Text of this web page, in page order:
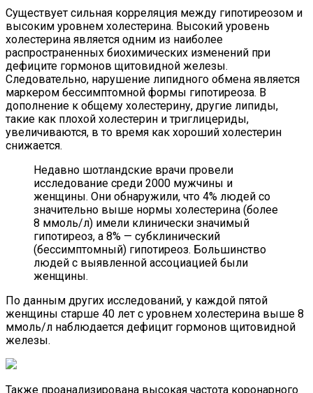
Существует сильная корреляция между гипотиреозом и
высоким уровнем холестерина. Высокий уровень
холестерина является одним из наиболее
распространенных биохимических изменений при
дефиците гормонов щитовидной железы.
Следовательно, нарушение липидного обмена является
маркером бессимптомной формы гипотиреоза. В
дополнение к общему холестерину, другие липиды,
такие как плохой холестерин и триглицериды,
увеличиваются, в то время как хороший холестерин
снижается.
Недавно шотландские врачи провели
исследование среди 2000 мужчины и
женщины. Они обнаружили, что 4% людей со
значительно выше нормы холестерина (более
8 ммоль/л) имели клинически значимый
гипотиреоз, а 8% — субклинический
(бессимптомный) гипотиреоз. Большинство
людей с выявленной ассоциацией были
женщины.
По данным других исследований, у каждой пятой
женщины старше 40 лет с уровнем холестерина выше 8
ммоль/л наблюдается дефицит гормонов щитовидной
железы.
Также проанализирована высокая частота коронарного